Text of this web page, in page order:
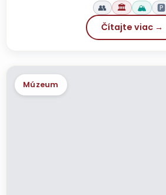
👥 🏛️ 🏔️
🅿️
Čítajte viac →
Múzeum